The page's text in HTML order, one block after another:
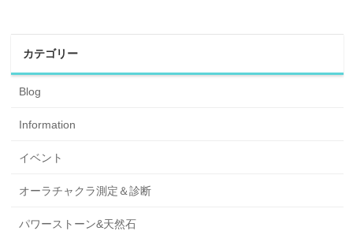
カテゴリー
Blog
Information
イベント
オーラチャクラ測定＆診断
パワーストーン&天然石